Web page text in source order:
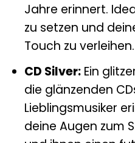
Jahre erinnert.
zu setzen und
Touch zu verleihen.
CD Silver:Ein
die glänzenden
Lieblingsmusiker
deine Augen zum